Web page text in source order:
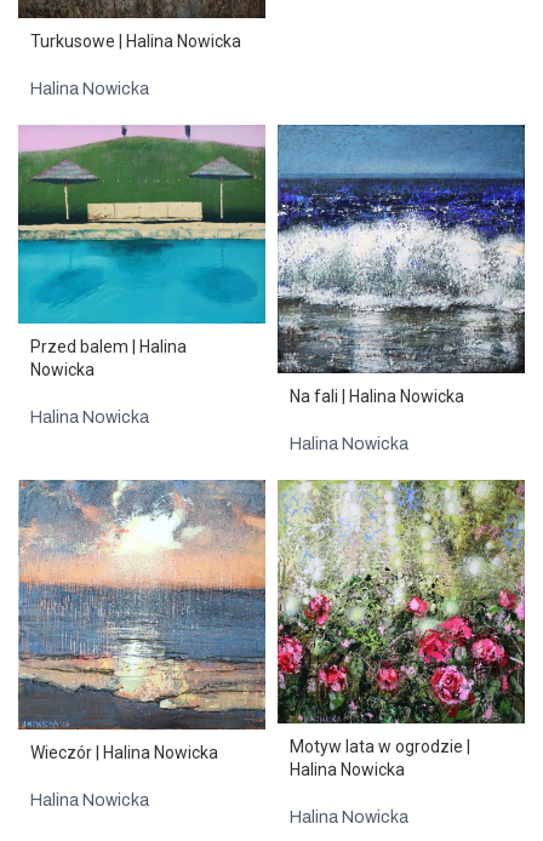
Turkusowe | Halina Nowicka
Halina Nowicka
Przed balem | Halina
Nowicka
Halina Nowicka
Na fali | Halina Nowicka
Halina Nowicka
Wieczór | Halina Nowicka
Halina Nowicka
Motyw lata w ogrodzie |
Halina Nowicka
Halina Nowicka